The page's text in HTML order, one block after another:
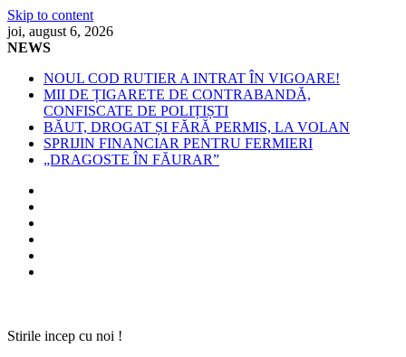
Skip to content
joi, august 6, 2026
NEWS
NOUL COD RUTIER A INTRAT ÎN VIGOARE!
MII DE ȚIGARETE DE CONTRABANDĂ,
CONFISCATE DE POLIȚIȘTI
BĂUT, DROGAT ȘI FĂRĂ PERMIS, LA VOLAN
SPRIJIN FINANCIAR PENTRU FERMIERI
„DRAGOSTE ÎN FĂURAR”
Stirile incep cu noi !